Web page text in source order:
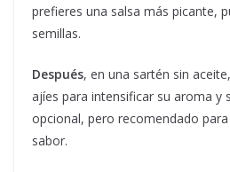
prefieres una salsa más picante,
semillas.
Después, en una sartén sin
ajíes para intensificar su aroma y
opcional, pero recomendado
sabor.